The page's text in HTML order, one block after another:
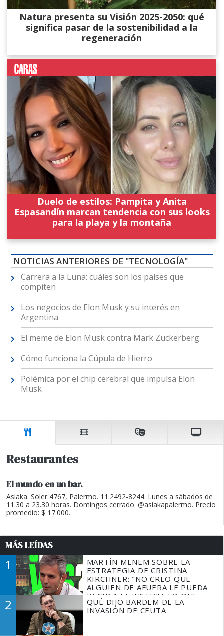
Natura presenta su Visión 2025-2050: qué
significa pasar de la sostenibilidad a la
regeneración
Duelo de estilos: Pampita y Anita
Espasandín marcan tendencia con sus looks
para la playa y la montaña
NOTICIAS ANTERIORES DE "TECNOLOGÍA"
Carrera a la Luna: cuáles son los países que
compiten
Los negocios de Elon Musk y su interés en
Argentina
El meme de Elon Musk contra Mark Zuckerberg
Cómo funciona la Cúpula de Hierro
Polémica por el chip cerebral que impulsa Elon
Musk
Restaurantes
El mundo en un bar.
Asiaka. Soler 4767, Palermo. 11.2492-8244. Lunes a sábados de
11.30 a 23.30 horas. Domingos cerrado. @asiakapalermo. Precio
promedio: $ 17.000.
MÁS LEÍDAS
1
MARTÍN MENEM SOBRE LA
ESTRATEGIA DE CRISTINA
KIRCHNER: "NO CREO QUE
ALGUIEN DE AFUERA LE PUEDA
DECIR A LA JUSTICIA LO QUE
TIENE QUE HACER"
2
QUÉ DIJO BARDEM DE LA
INVASIÓN DE CEUTA